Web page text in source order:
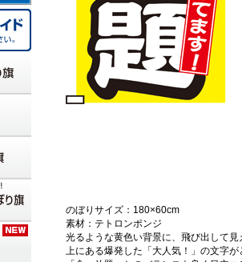
のぼりサイズ：180×60cm
素材：テトロンポンジ
光るような黄色い背景に、飛び出して
上にある爆発した「大人気！」の文字